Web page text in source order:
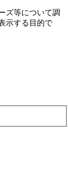
ズ等について調
⽰する⽬的で